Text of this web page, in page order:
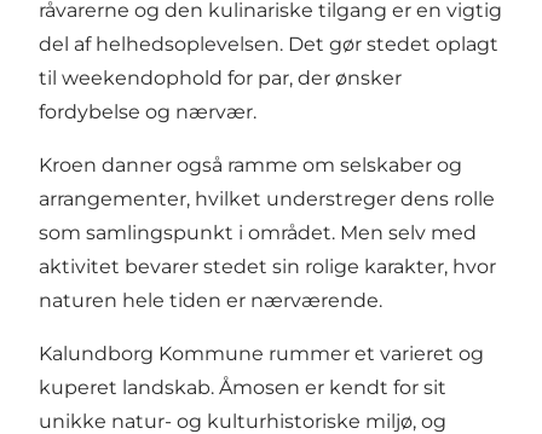
råvarerne og den kulinariske tilgang er en vigtig
del af helhedsoplevelsen. Det gør stedet oplagt
til weekendophold for par, der ønsker
fordybelse og nærvær.
Kroen danner også ramme om selskaber og
arrangementer, hvilket understreger dens rolle
som samlingspunkt i området. Men selv med
aktivitet bevarer stedet sin rolige karakter, hvor
naturen hele tiden er nærværende.
Kalundborg Kommune rummer et varieret og
kuperet landskab. Åmosen er kendt for sit
unikke natur- og kulturhistoriske miljø, og